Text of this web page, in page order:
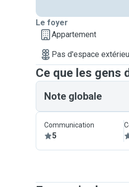
Le foyer
Appartement
Pas d'espace
Ce que les gens
Note globale
Communication
5